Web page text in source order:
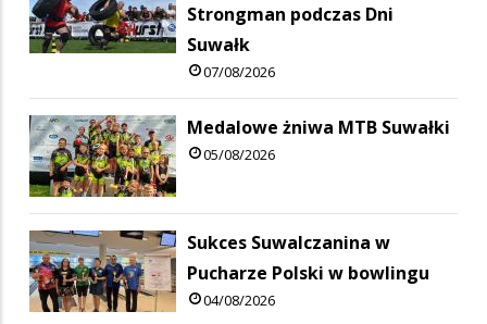
Strongman podczas Dni
Suwałk
07/08/2026
Medalowe żniwa MTB Suwałki
05/08/2026
Sukces Suwalczanina w
Pucharze Polski w bowlingu
04/08/2026